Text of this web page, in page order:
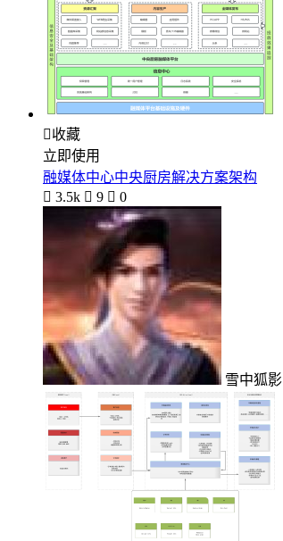
收藏
立即使用
融媒体中心中央厨房解决方案架构
 3.5k  9  0
雪中狐影